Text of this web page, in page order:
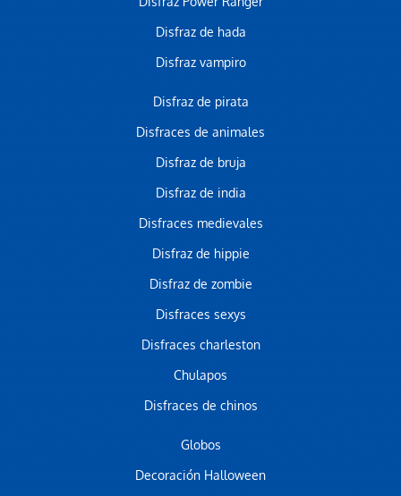
Disfraz de hada
Disfraz vampiro
Disfraz de pirata
Disfraces de animales
Disfraz de bruja
Disfraz de india
Disfraces medievales
Disfraz de hippie
Disfraz de zombie
Disfraces sexys
Disfraces charleston
Chulapos
Disfraces de chinos
Globos
Decoración Halloween